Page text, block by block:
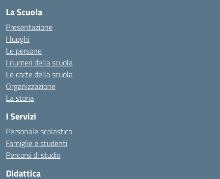
La Scuola
Presentazione
I luoghi
Le persone
I numeri della scuola
Le carte della scuola
Organizzazione
La storia
I Servizi
Personale scolastico
Famiglie e studenti
Percorsi di studio
Didattica